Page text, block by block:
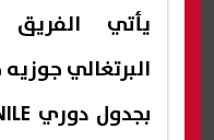
يأتي الفريق
البرتغالي